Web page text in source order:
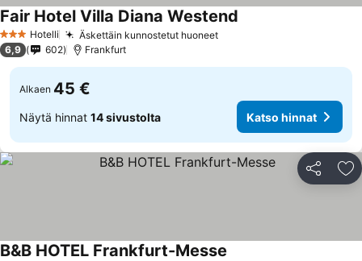
3 Tähtiluokitus
Hotelli Äskettäin kunnostetut huoneet
Fair Hotel Villa Diana Westend
6,9 602 Frankfurt
Alkaen 45 €
Näytä hinnat 14 sivustolta Katso hinnat
Jaa
B&B HOTEL Frankfurt-Messe